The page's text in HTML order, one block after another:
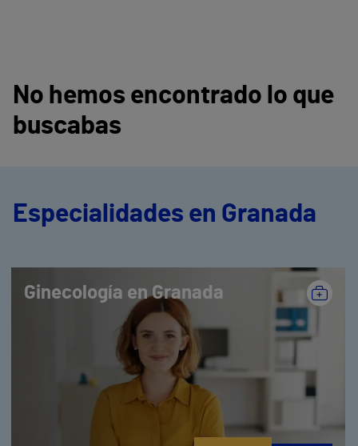
No hemos encontrado lo que
buscabas
Especialidades en Granada
Ginecología en Granada